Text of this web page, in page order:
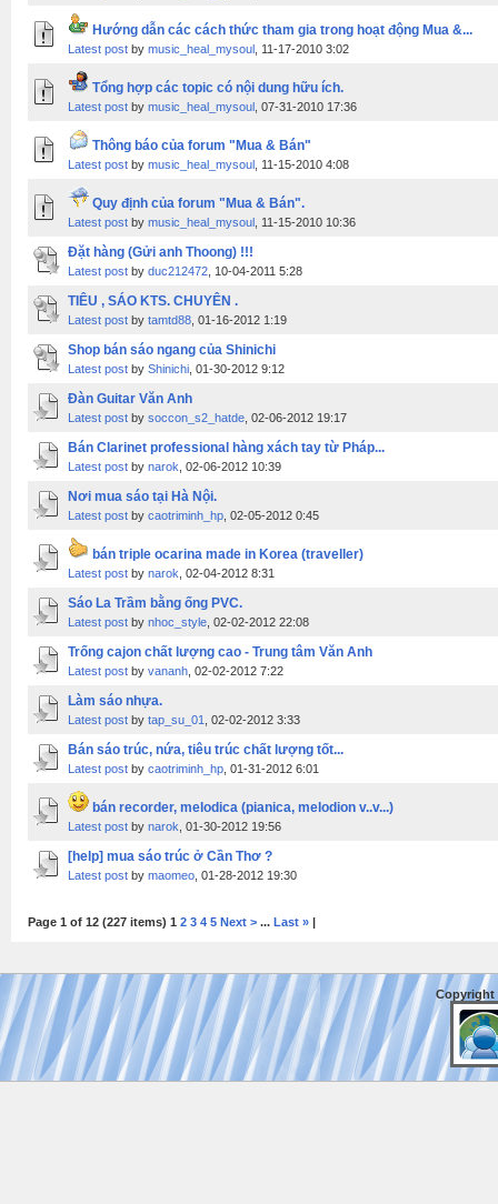
Hướng dẫn các cách thức tham gia trong hoạt động Mua &...
Latest post by music_heal_mysoul , 11-17-2010 3:02
Tổng hợp các topic có nội dung hữu ích.
Latest post by music_heal_mysoul , 07-31-2010 17:36
Thông báo của forum "Mua & Bán"
Latest post by music_heal_mysoul , 11-15-2010 4:08
Quy định của forum "Mua & Bán".
Latest post by music_heal_mysoul , 11-15-2010 10:36
Đặt hàng (Gửi anh Thoong) !!!
Latest post by duc212472 , 10-04-2011 5:28
TIÊU , SÁO KTS. CHUYÊN .
Latest post by tamtd88 , 01-16-2012 1:19
Shop bán sáo ngang của Shinichi
Latest post by Shinichi , 01-30-2012 9:12
Đàn Guitar Văn Anh
Latest post by soccon_s2_hatde , 02-06-2012 19:17
Bán Clarinet professional hàng xách tay từ Pháp...
Latest post by narok , 02-06-2012 10:39
Nơi mua sáo tại Hà Nội.
Latest post by caotriminh_hp , 02-05-2012 0:45
bán triple ocarina made in Korea (traveller)
Latest post by narok , 02-04-2012 8:31
Sáo La Trầm bằng ống PVC.
Latest post by nhoc_style , 02-02-2012 22:08
Trống cajon chất lượng cao - Trung tâm Văn Anh
Latest post by vananh , 02-02-2012 7:22
Làm sáo nhựa.
Latest post by tap_su_01 , 02-02-2012 3:33
Bán sáo trúc, nứa, tiêu trúc chất lượng tốt...
Latest post by caotriminh_hp , 01-31-2012 6:01
bán recorder, melodica (pianica, melodion v..v...)
Latest post by narok , 01-30-2012 19:56
[help] mua sáo trúc ở Cần Thơ ?
Latest post by maomeo , 01-28-2012 19:30
Page 1 of 12 (227 items) 1 2 3 4 5 Next > ... Last »
Copyright